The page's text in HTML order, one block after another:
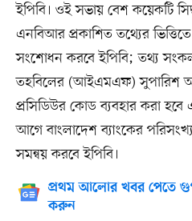
ইপিবি। ওই সভায় বেশ কয়েকটি
এনবিআর প্রকাশিত তথ্যের
সংশোধন করবে ইপিবি; তথ্য
তহবিলের (আইএমএফ) সুপারিশ
প্রসিডিউর কোড ব্যবহার করা হবে
আগে বাংলাদেশ ব্যাংকের
সমন্বয় করবে ইপিবি।
প্রথম আলোর খবর পেতে
করুন